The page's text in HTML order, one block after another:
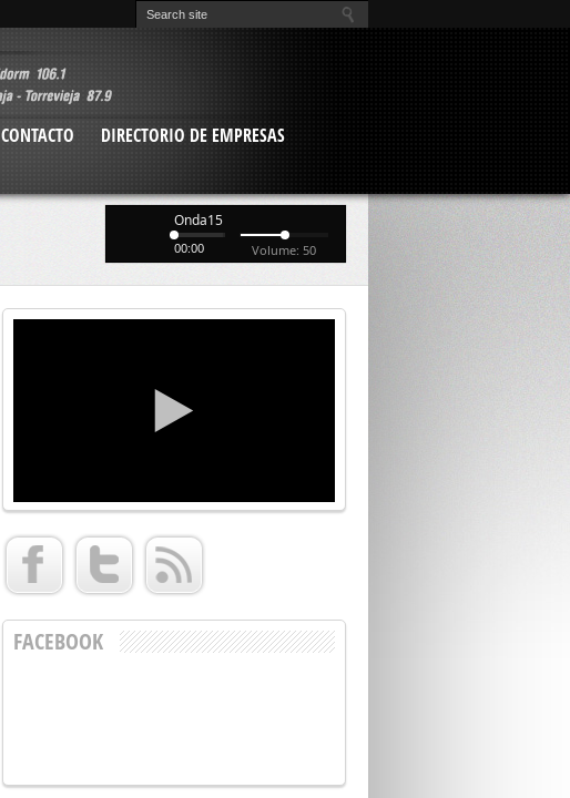
CONTACTO
DIRECTORIO DE EMPRESAS
Onda15
00:00 Volume: 50
FACEBOOK